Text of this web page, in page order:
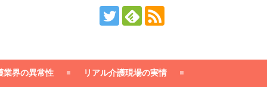
業界の異常性 リアル介護現場の実情